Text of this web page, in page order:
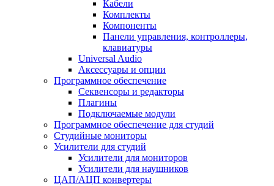
Кабели
Комплекты
Компоненты
Панели управления, контроллеры,
клавиатуры
Universal Audio
Аксессуары и опции
Программное обеспечение
Cеквенсоры и редакторы
Плагины
Подключаемые модули
Программное обеспечение для студий
Студийные мониторы
Усилители для студий
Усилители для мониторов
Усилители для наушников
ЦАП/АЦП конвертеры